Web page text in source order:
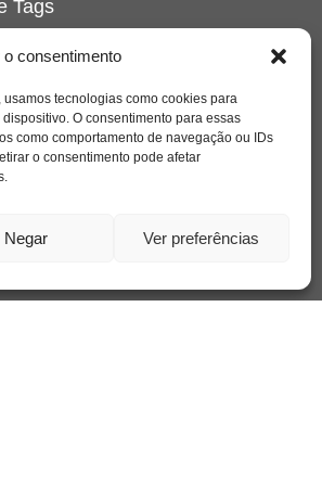
o consentimento
tecnologias como cookies para
O consentimento para essas
como comportamento de navegação ou IDs
o consentimento pode afetar
Negar Ver preferências
Tags
cultura depressao
família filme
insight jung liberdade livro
maternidade
relato